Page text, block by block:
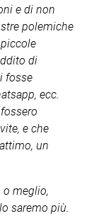
e di non
polemiche
di
fosse
ecc.
e che
un
o meglio,
saremo più.